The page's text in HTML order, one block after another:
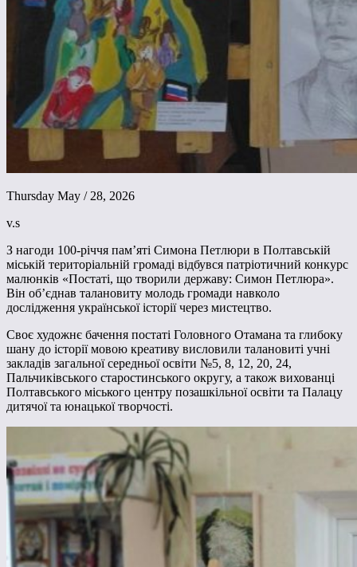
Thursday May / 28, 2026
v.s
З нагоди 100-річчя пам’яті Симона Петлюри в Полтавській
міській територіальній громаді відбувся патріотичний конкурс
малюнків «Постаті, що творили державу: Симон Петлюра».
Він об’єднав талановиту молодь громади навколо
дослідження української історії через мистецтво.
Своє художнє бачення постаті Головного Отамана та глибоку
шану до історії мовою креативу висловили талановиті учні
закладів загальної середньої освіти №5, 8, 12, 20, 24,
Пальчиківського старостинського округу, а також вихованці
Полтавського міського центру позашкільної освіти та Палацу
дитячої та юнацької творчості.